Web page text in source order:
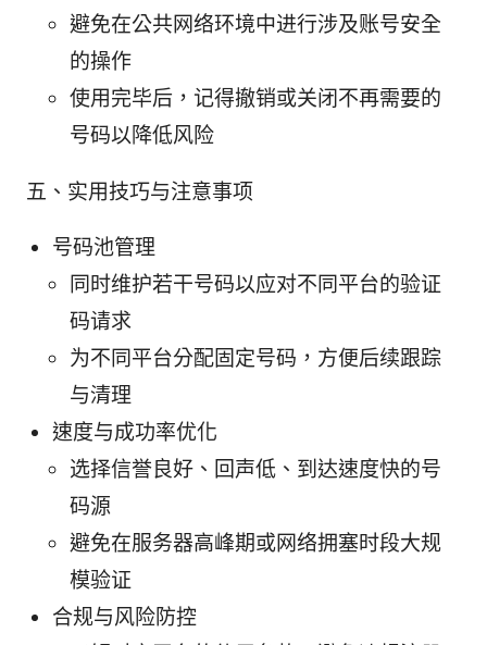
避免在公共网络环境中进行涉及账号安全
的操作
使用完毕后，记得撤销或关闭不再需要的
号码以降低风险
五、实用技巧与注意事项
号码池管理
同时维护若干号码以应对不同平台的验证
码请求
为不同平台分配固定号码，方便后续跟踪
与清理
速度与成功率优化
选择信誉良好、回声低、到达速度快的号
码源
避免在服务器高峰期或网络拥塞时段大规
模验证
合规与风险防控